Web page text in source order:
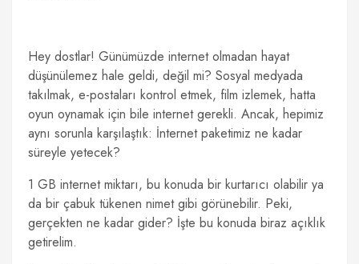
Hey dostlar! Günümüzde internet olmadan hayat
düşünülemez hale geldi, değil mi? Sosyal medyada
takılmak, e-postaları kontrol etmek, film izlemek, hatta
oyun oynamak için bile internet gerekli. Ancak, hepimiz
aynı sorunla karşılaştık: İnternet paketimiz ne kadar
süreyle yetecek?
1 GB internet miktarı, bu konuda bir kurtarıcı olabilir ya
da bir çabuk tükenen nimet gibi görünebilir. Peki,
gerçekten ne kadar gider? İşte bu konuda biraz açıklık
getirelim.